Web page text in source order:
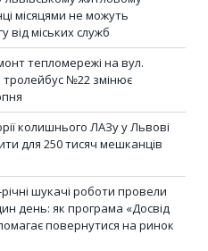
місяцями не можуть
від міських служб
тепломережі на вул.
тролейбус №22 змінює
колишнього ЛАЗу у Львові
для 250 тисяч мешканців
шукачі роботи провели
день: як програма «Досвід
повернутися на ринок